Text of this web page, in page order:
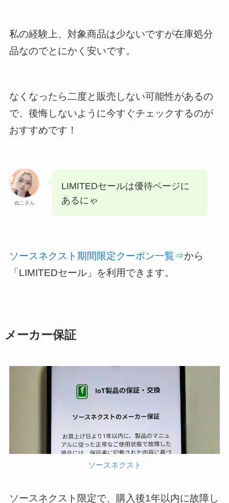
私の経験上、対象商品は少ないですが在庫処分
品なのでとにかく安いです。
なくなったら二度と販売しない可能性があるの
で、後悔しないように今すぐチェックするのが
おすすめです！
ぬこさん
LIMITEDセールは優待ページに
あるにゃ
ソースネクスト期間限定クーポン一覧⇒から
「LIMITEDセール」を利用できます。
メーカー保証
ソースネクスト
ソースネクスト限定で、購入後1年以内に故障し